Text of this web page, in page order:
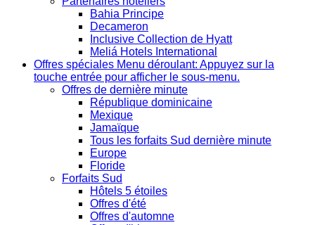
Bahia Principe
Decameron
Inclusive Collection de Hyatt
Meliá Hotels International
Offres spéciales Menu déroulant: Appuyez sur la
touche entrée pour afficher le sous-menu.
Offres de dernière minute
République dominicaine
Mexique
Jamaïque
Tous les forfaits Sud dernière minute
Europe
Floride
Forfaits Sud
Hôtels 5 étoiles
Offres d'été
Offres d'automne